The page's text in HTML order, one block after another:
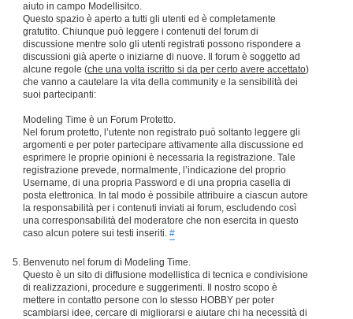
aiuto in campo Modellisitco.
Questo spazio è aperto a tutti gli utenti ed è completamente
gratutito. Chiunque può leggere i contenuti del forum di
discussione mentre solo gli utenti registrati possono rispondere a
discussioni già aperte o iniziarne di nuove. Il forum è soggetto ad
alcune regole (che una volta iscritto si da per certo avere accettato)
che vanno a cautelare la vita della community e la sensibilità dei
suoi partecipanti:
Modeling Time è un Forum Protetto.
Nel forum protetto, l’utente non registrato può soltanto leggere gli
argomenti e per poter partecipare attivamente alla discussione ed
esprimere le proprie opinioni è necessaria la registrazione. Tale
registrazione prevede, normalmente, l’indicazione del proprio
Username, di una propria Password e di una propria casella di
posta elettronica. In tal modo è possibile attribuire a ciascun autore
la responsabilità per i contenuti inviati ai forum, escludendo così
una corresponsabilità del moderatore che non esercita in questo
caso alcun potere sui testi inseriti. #
Benvenuto nel forum di Modeling Time.
Questo è un sito di diffusione modellistica di tecnica e condivisione
di realizzazioni, procedure e suggerimenti. Il nostro scopo è
mettere in contatto persone con lo stesso HOBBY per poter
scambiarsi idee, cercare di migliorarsi e aiutare chi ha necessità di